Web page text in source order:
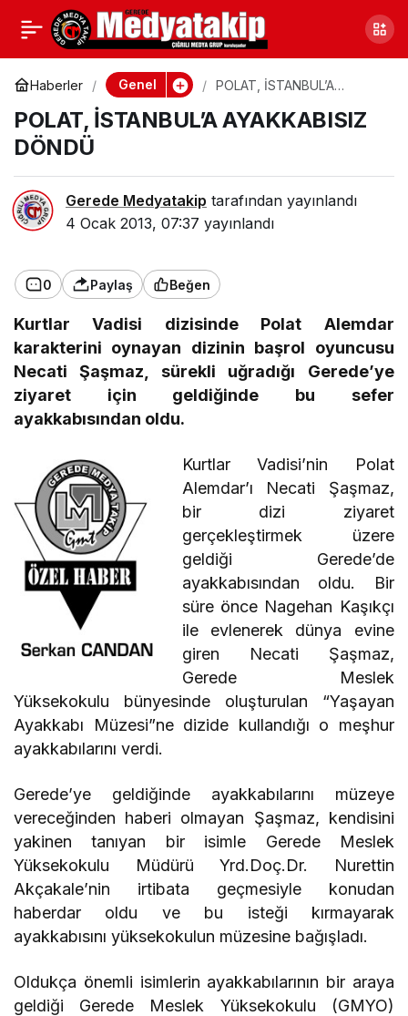
Haberler Genel
POLAT, İSTANBUL’A
POLAT, İSTANBUL’A AYAKKABISIZ
DÖNDÜ
Gerede Medyatakip tarafından yayınlandı
4 Ocak 2013, 07:37 yayınlandı
0 Paylaş Beğen
Kurtlar Vadisi dizisinde Polat Alemdar
karakterini oynayan dizinin başrol oyuncusu
Necati Şaşmaz, sürekli uğradığı Gerede’ye
ziyaret için geldiğinde bu sefer
ayakkabısından oldu.
Kurtlar Vadisi’nin Polat
Alemdar’ı Necati Şaşmaz,
bir dizi ziyaret
gerçekleştirmek üzere
geldiği Gerede’de
ayakkabısından oldu. Bir
süre önce Nagehan Kaşıkçı
ile evlenerek dünya evine
giren Necati Şaşmaz,
Gerede Meslek
Yüksekokulu bünyesinde oluşturulan “Yaşayan
Ayakkabı Müzesi”ne dizide kullandığı o meşhur
ayakkabılarını verdi.
Gerede’ye geldiğinde ayakkabılarını müzeye
vereceğinden haberi olmayan Şaşmaz, kendisini
yakinen tanıyan bir isimle Gerede Meslek
Yüksekokulu Müdürü Yrd.Doç.Dr. Nurettin
Akçakale’nin irtibata geçmesiyle konudan
haberdar oldu ve bu isteği kırmayarak
ayakkabısını yüksekokulun müzesine bağışladı.
Oldukça önemli isimlerin ayakkabılarının bir araya
geldiği Gerede Meslek Yüksekokulu (GMYO)
SORUŞTURMA
BAŞLATILDI
Paylaş